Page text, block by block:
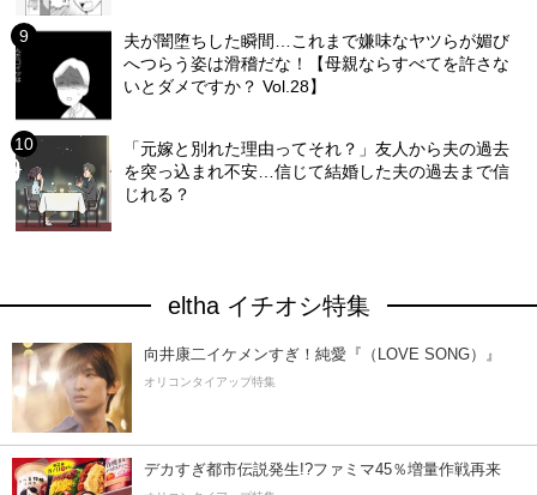
夫が闇堕ちした瞬間…これまで嫌味なヤツらが媚び
へつらう姿は滑稽だな！【母親ならすべてを許さな
いとダメですか？ Vol.28】
「元嫁と別れた理由ってそれ？」友人から夫の過去
を突っ込まれ不安…信じて結婚した夫の過去まで信
じれる？
eltha イチオシ特集
向井康二イケメンすぎ！純愛『（LOVE SONG）』
オリコンタイアップ特集
デカすぎ都市伝説発生!?ファミマ45％増量作戦再来